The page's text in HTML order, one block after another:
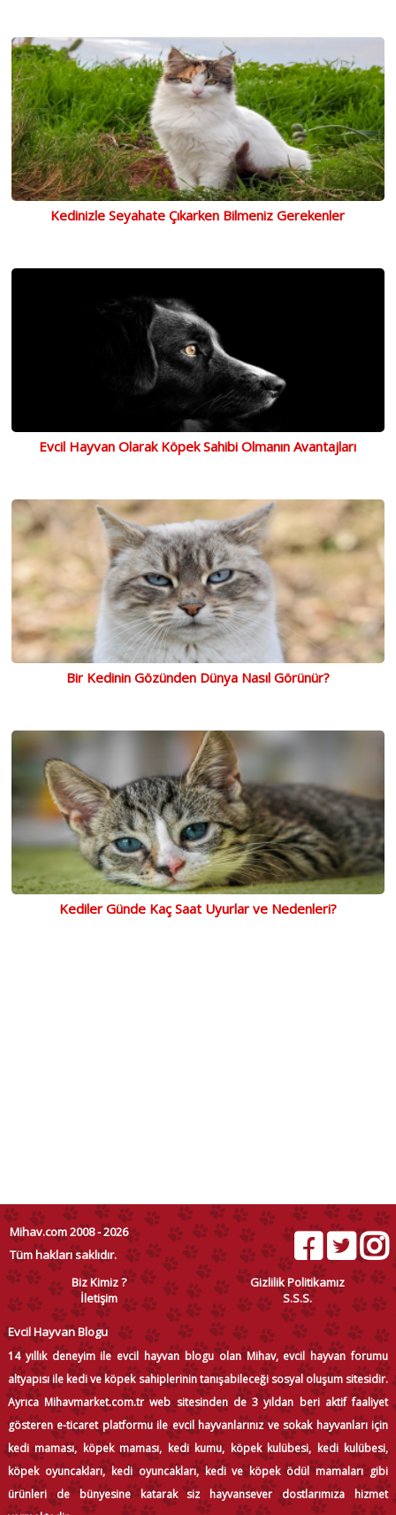
Kedinizle Seyahate Çıkarken Bilmeniz Gerekenler
Evcil Hayvan Olarak Köpek Sahibi Olmanın Avantajları
Bir Kedinin Gözünden Dünya Nasıl Görünür?
Kediler Günde Kaç Saat Uyurlar ve Nedenleri?
Mihav.com 2008 - 2026
Tüm hakları saklıdır.
Biz Kimiz ?
Gizlilik Politikamız
İletişim
S.S.S.
Evcil Hayvan Blogu
14 yıllık deneyim ile evcil hayvan blogu olan Mihav, evcil hayvan forumu
altyapısı ile kedi ve köpek sahiplerinin tanışabileceği sosyal oluşum sitesidir.
Ayrıca Mihavmarket.com.tr web sitesinden de 3 yıldan beri aktif faaliyet
gösteren e-ticaret platformu ile evcil hayvanlarınız ve sokak hayvanları için
kedi maması, köpek maması, kedi kumu, köpek kulübesi, kedi kulübesi,
köpek oyuncakları, kedi oyuncakları, kedi ve köpek ödül mamaları gibi
ürünleri de bünyesine katarak siz hayvansever dostlarımıza hizmet